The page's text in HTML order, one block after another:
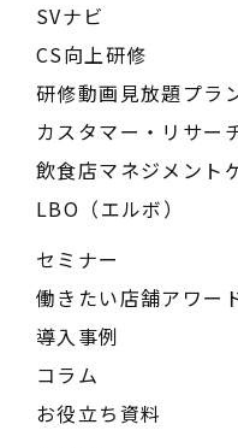
SVナビ
CS向上研修
研修動画見放題プラ
カスタマー・リサー
飲食店マネジメント
LBO（エルボ）
セミナー
働きたい店舗アワー
導入事例
コラム
お役立ち資料